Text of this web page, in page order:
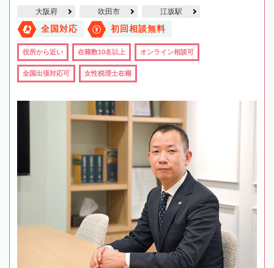
大阪府 吹田市 江坂駅
全国対応 初回相談無料
役所から近い 在籍数10名以上 オンライン相談可
全国出張対応可 女性税理士在籍